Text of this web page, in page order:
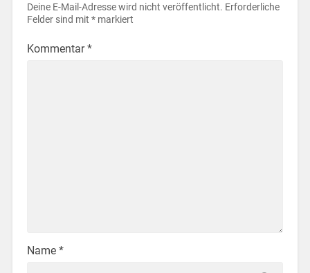
Deine E-Mail-Adresse wird nicht veröffentlicht. Erforderliche
Felder sind mit *markiert
Kommentar*
Name *